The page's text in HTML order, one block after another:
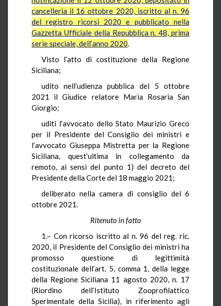
cancelleria il 16 ottobre 2020, iscritto al n. 96
del registro ricorsi 2020 e pubblicato nella
Gazzetta Ufficiale della Repubblica n. 48, prima
serie speciale, dell’anno 2020.
Visto l’atto di costituzione della Regione
Siciliana;
udito nell’udienza pubblica del 5 ottobre
2021 il Giudice relatore Maria Rosaria San
Giorgio;
uditi l’avvocato dello Stato Maurizio Greco
per il Presidente del Consiglio dei ministri e
l’avvocato Giuseppa Mistretta per la Regione
Siciliana, quest’ultima in collegamento da
remoto, ai sensi del punto 1) del decreto del
Presidente della Corte del 18 maggio 2021;
deliberato nella camera di consiglio del 6
ottobre 2021.
Ritenuto in fatto
1.– Con ricorso iscritto al n. 96 del reg. ric.
2020, il Presidente del Consiglio dei ministri ha
promosso questione di legittimità
costituzionale dell’art. 5, comma 1, della legge
della Regione Siciliana 11 agosto 2020, n. 17
(Riordino dell’Istituto Zooprofilattico
Sperimentale della Sicilia), in riferimento agli